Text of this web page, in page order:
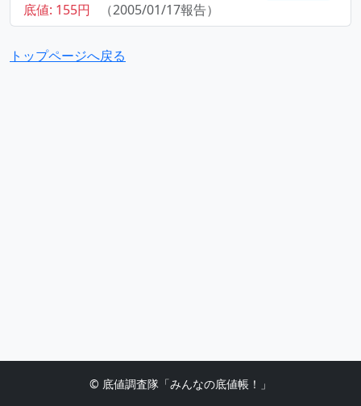
底値: 155円 （2005/01/17報告）
トップページへ戻る
© 底値調査隊「みんなの底値帳！」